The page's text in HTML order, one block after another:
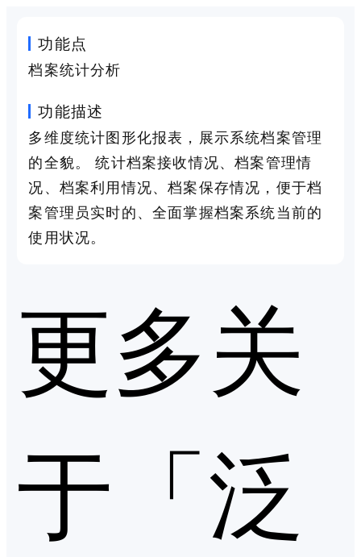
功能点
档案统计分析
功能描述
多维度统计图形化报表，展示系统档案管理
的全貌。 统计档案接收情况、档案管理情
况、档案利用情况、档案保存情况，便于档
案管理员实时的、全面掌握档案系统当前的
使用状况。
更多关
于「泛